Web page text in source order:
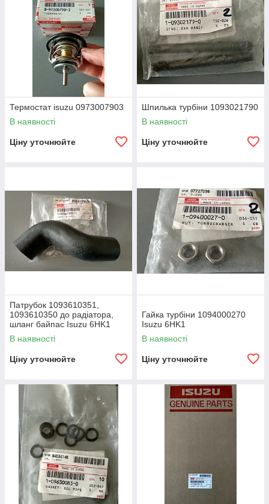
Термостат isuzu 0973007903
В наявності
Ціну уточнюйте
Шпилька турбіни 1093021790
В наявності
Ціну уточнюйте
Патрубок 1093610351,
1093610350 до радіатора,
шланг байпас Isuzu 6HK1
HOSE; BYPASS
В наявності
Ціну уточнюйте
Гайка турбіни 1094000270
Isuzu 6HK1
В наявності
Ціну уточнюйте